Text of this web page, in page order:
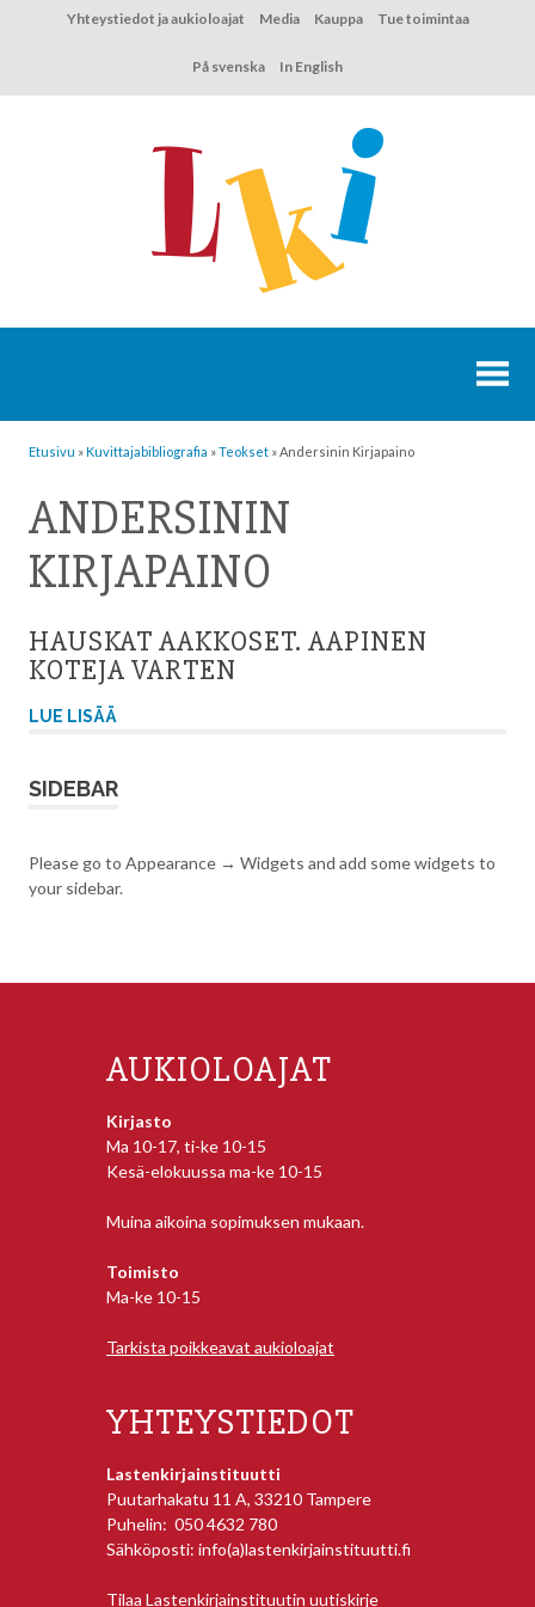
Yhteystiedot ja aukioloajat Media Kauppa Tue toimintaa
På svenska In English
Etusivu »Kuvittaja­bibliografia »Teokset » Andersinin Kirjapaino
ANDERSININ
KIRJAPAINO
HAUSKAT AAKKOSET. AAPINEN
KOTEJA VARTEN
LUE LISÄÄ
SIDEBAR
Please go to Appearance → Widgets and add some widgets to
your sidebar.
AUKIOLOAJAT
Kirjasto
Ma 10-17, ti-ke 10-15
Kesä-elokuussa ma-ke 10-15
Muina aikoina sopimuksen mukaan.
Toimisto
Ma-ke 10-15
Tarkista poikkeavat aukioloajat
YHTEYSTIEDOT
Lastenkirjainstituutti
Puutarhakatu 11 A, 33210 Tampere
Puhelin: 050 4632 780
Sähköposti: info(a)lastenkirjainstituutti.fi
Tilaa Lastenkirjainstituutin uutiskirje